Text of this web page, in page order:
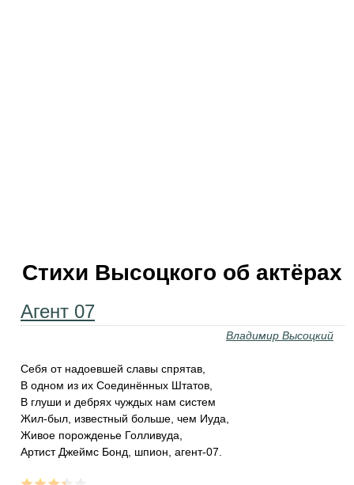
Стихи Высоцкого об актёрах
Агент 07
Владимир Высоцкий
Себя от надоевшей славы спрятав,
В одном из их Соединённых Штатов,
В глуши и дебрях чуждых нам систем
Жил-был, известный больше, чем Иуда,
Живое порожденье Голливуда,
Артист Джеймс Бонд, шпион, агент-07.